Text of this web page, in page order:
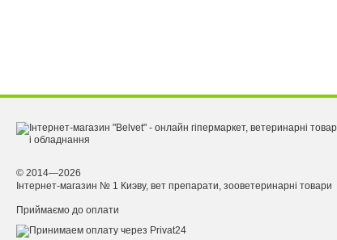
© 2014—2026
Інтернет-магазин № 1 Киэву, вет препарати, зооветеринарні товари
Приймаємо до оплати